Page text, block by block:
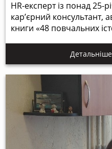
HR-експерт із понад 25-
кар’єрний консультант,
книги «48 повчальних